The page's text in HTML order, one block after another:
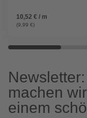
10,52 € / m
(9,99 €)
machen
einem